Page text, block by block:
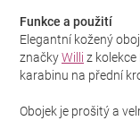
Funkce a použití
Elegantní kožený
značkyWilli z
karabinu na přední
Obojek je prošitý a